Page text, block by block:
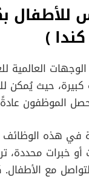
)
العالمية
كبيرة، حيث
الموظفون
في هذه
خبرات
مع